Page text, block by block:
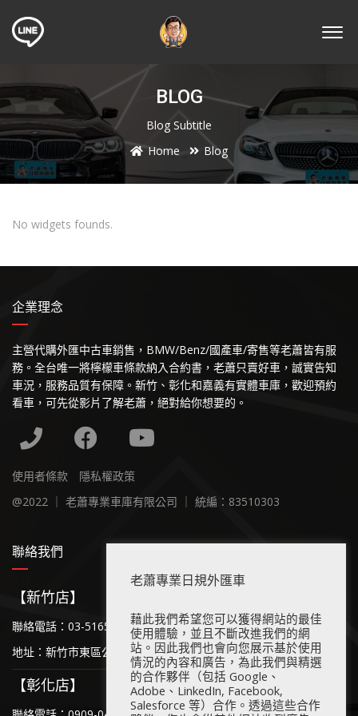
BLOG
Blog Subtitle
Home
Blog
No widgets founds.
企業理念
主營代購外匯中古車銷售，BMW/Benz/國產車/寄售等老蕭皆有服
務。全台唯一將檸檬車條款納入合約書，老蕭只賣好車，誠實告知
車況，服務品質有保障。新竹、彰化和嘉義有實體車庫，歡迎預約
看車，可先從影片了解老蕭，絕對給你想要的。
使用者條款
隱私權政策
@2022 ｜ 老蕭專業車庫有限公司 ｜ 統編：83510303
聯絡我們
【新竹店】
聯絡電話：03-5165-111
地址：新竹市東區公道五路二段536號
【彰化店】
老蕭專業日規外匯車
藉此我們希望您可以獲得網站的最佳
使用體驗，並且不斷改進我們的網
站。因此我們也會向您展示基於使用
情況的內容和廣告，為此我們與精選
的合作夥伴（包括 Google、
Adobe、LinkedIn, Facebook,
Salesforce 等）合作。透過這些合作